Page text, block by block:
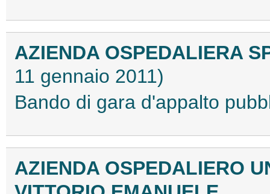
AZIENDA OSPEDALIERA
11 gennaio 2011)
Bando di gara d'appalto
AZIENDA OSPEDALIERO